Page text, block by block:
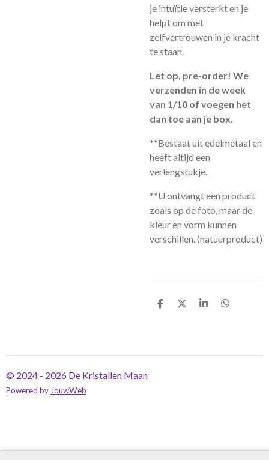
je intuïtie versterkt en je
helpt om met
zelfvertrouwen in je kracht
te staan.
Let op, pre-order! We
verzenden in de week
van 1/10 of voegen het
dan toe aan je box.
**Bestaat uit edelmetaal en
heeft altijd een
verlengstukje.
**U ontvangt een product
zoals op de foto, maar de
kleur en vorm kunnen
verschillen. (natuurproduct)
D
D
S
D
© 2024 - 2026 De Kristallen Maan
Powered by JouwWeb